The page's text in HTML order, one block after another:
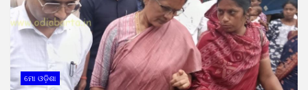
ମୋ ଓଡ଼ିଶା